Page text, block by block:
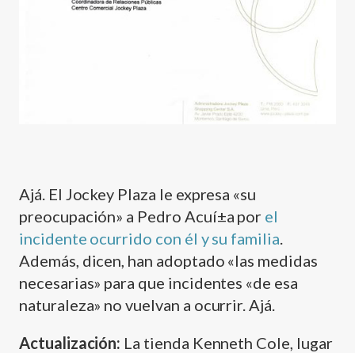
Ajá. El Jockey Plaza le expresa «su
preocupación» a Pedro Acuí±a por el
incidente ocurrido con él y su familia
Además, dicen, han adoptado «las medidas
necesarias» para que incidentes «de esa
naturaleza» no vuelvan a ocurrir. Ajá.
Actualización: La tienda Kenneth Cole, lugar